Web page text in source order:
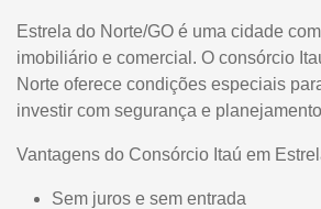
Estrela do Norte/GO é uma cidade
imobiliário e comercial. O consórcio
Norte oferece condições especiais
investir com segurança e
Vantagens do Consórcio Itaú em
Sem juros e sem entrada